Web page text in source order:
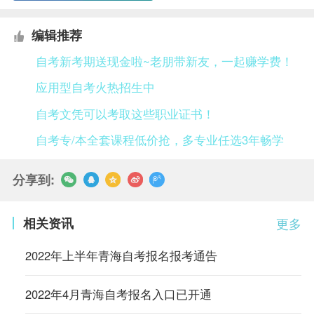
编辑推荐
自考新考期送现金啦~老朋带新友，一起赚学费！
应用型自考火热招生中
自考文凭可以考取这些职业证书！
自考专/本全套课程低价抢，多专业任选3年畅学
分享到:
更多
相关资讯
2022年上半年青海自考报名报考通告
2022年4月青海自考报名入口已开通